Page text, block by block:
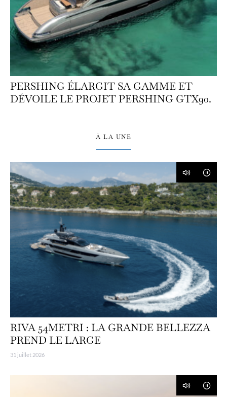
PERSHING ÉLARGIT SA GAMME ET
DÉVOILE LE PROJET PERSHING GTX90.
À LA UNE
RIVA 54METRI : LA GRANDE BELLEZZA
PREND LE LARGE
31 juillet 2026